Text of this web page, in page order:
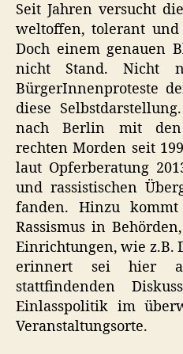
Seit Jahren versucht
weltoffen, tolerant
Doch einem genauen
nicht Stand. Nicht
BürgerInnenproteste
diese
nach Berlin mit den
rechten Morden seit
laut Opferberatung
und rassistischen
fanden. Hinzu
Rassismus in
Einrichtungen, wie z.B.
erinnert sei hier
stattfindenden
Einlasspolitik im
Veranstaltungsorte.